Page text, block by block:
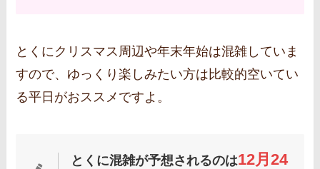
とくにクリスマス周辺や年末年始は混雑していま
すので、ゆっくり楽しみたい方は比較的空いてい
る平日がおススメですよ。
とくに混雑が予想されるのは12月24